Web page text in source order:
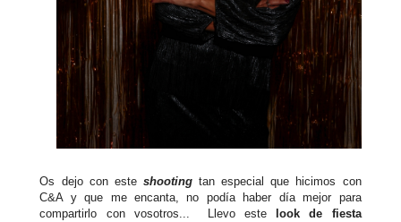
Os dejo con este shootingtan especial que hicimos con
C&A y que me encanta, no podía haber día mejor para
compartirlo con vosotros... Llevo este look de fiesta